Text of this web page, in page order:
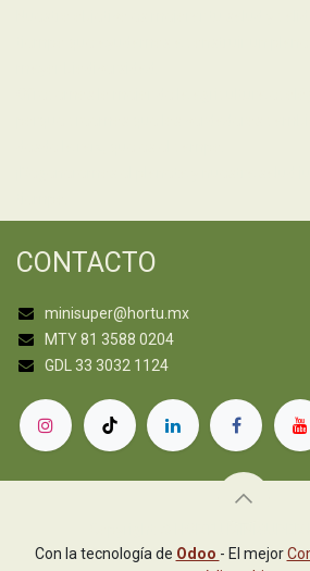
CONTACTO
minisuper@hortu.mx
MTY 81 3588 0204
GDL 33 3032 1124
Con la tecnología de Odoo - El mejor